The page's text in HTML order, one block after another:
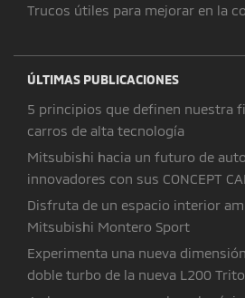
Trucos útiles para mejorar en la
ÚLTIMAS PUBLICACIONES
5 principios que definen nuestra
carros de alta tecnología
Mitsubishi hacia un futuro de
innovadores con sus CONCEPT
Disfruta de un espacio interior
Mitsubishi Montero Sport
Experimenta una nueva
doble turbo de la nueva L200